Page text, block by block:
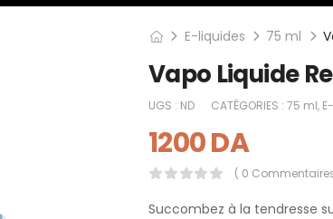
E-liquides 75 ml
Vapo Liquide
UGS : ND CATÉGORIES : 75 ml,
1200DA
( 0
Succombez à la tendresse